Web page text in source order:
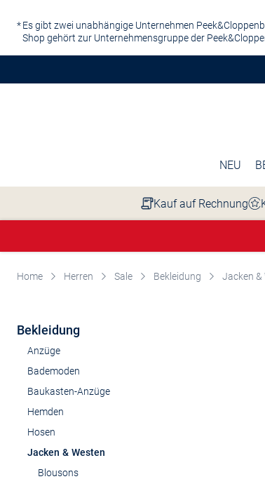
Es gibt zwei unabhängige Unternehmen
Shop gehört zur Unternehmensgruppe der
NEU
Kauf auf Rechnung
Home Herren Sale Bekleidung Jacken &
Bekleidung
Anzüge
Bademoden
Baukasten-Anzüge
Hemden
Hosen
Jacken & Westen
Blousons